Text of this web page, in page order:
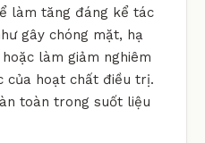
làm tăng đáng kể tác
gây chóng mặt, hạ
làm giảm nghiêm
của hoạt chất điều trị.
toàn trong suốt liệu